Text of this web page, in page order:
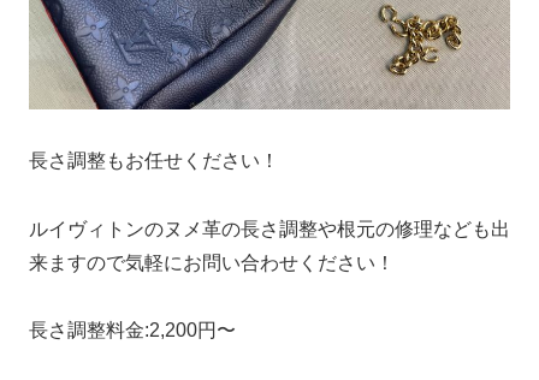
長さ調整もお任せください！
ルイヴィトンのヌメ革の長さ調整や根元の修理なども出
来ますので気軽にお問い合わせください！
長さ調整料金:2,200円〜